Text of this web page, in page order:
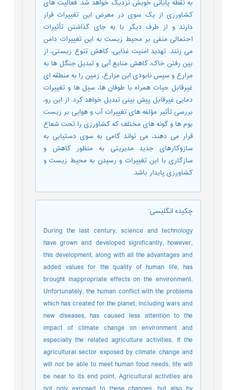
به نقطه پایانی خویش نزدیک خواهد شد. فعالیت های
کشاورزی از یک سوی در معرض این تغییرات قرار
دارند و از طرف دیگر با به جای گذاشتن تأثیرات
احتمالی منفی بر محیط زیست به این تغییرات دامن
می زنند. تهدید امنیت غذایی، کاهش تنوع زیستی، از
بین رفتن خاک، کاهش منابع آبی و تبدیل جنگل ها به
مزارع و سپس نابودی این مزارع، زمین را به منطقه ای
غیرقابل حیات همراه با طوفان ها، سیل ها و تغییرات
دمایی غیرقابل پیش بینی تبدیل خواهد کرد. از این رو،
بررسی تأثیر مؤلفه های تغییرات آب و هوایی بر زیست
بوم ها و گونه های مختلف که کشاورزی را تحت شعاع
قرار می دهند، می تواند گامی به سوی دستیابی به
سازوکارهای جدید مدیریتی به منظور کاهش و
سازگاری با این تغییرات و رسیدن به محیط زیست و
کشاورزی پایدار باشد.
چکیده انگلیسی:
During the last century, science and technology
have grown and developed significantly, however,
this development, along with all the advantages and
added values for the quality of human life, has
brought inappropriate effects on the environment.
Unfortunately, the human conflict with the problems
which has created for the planet, including wars and
new diseases, has caused less attention to the
impact of climate change on environment and
especially the related agriculture activities. If the
agricultural sector exposed by climate change and
will not be able to meet human food needs, life will
be near to its end point. Agricultural activities are